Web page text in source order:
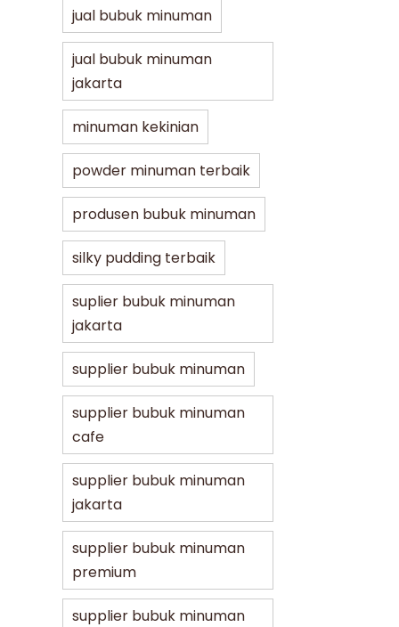
jual bubuk minuman
jual bubuk minuman
jakarta
minuman kekinian
powder minuman terbaik
produsen bubuk minuman
silky pudding terbaik
suplier bubuk minuman
jakarta
supplier bubuk minuman
supplier bubuk minuman
cafe
supplier bubuk minuman
jakarta
supplier bubuk minuman
premium
supplier bubuk minuman